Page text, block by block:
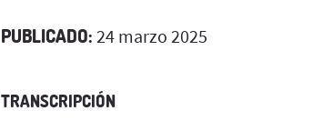
PUBLICADO: 24 marzo 2025
TRANSCRIPCIÓN